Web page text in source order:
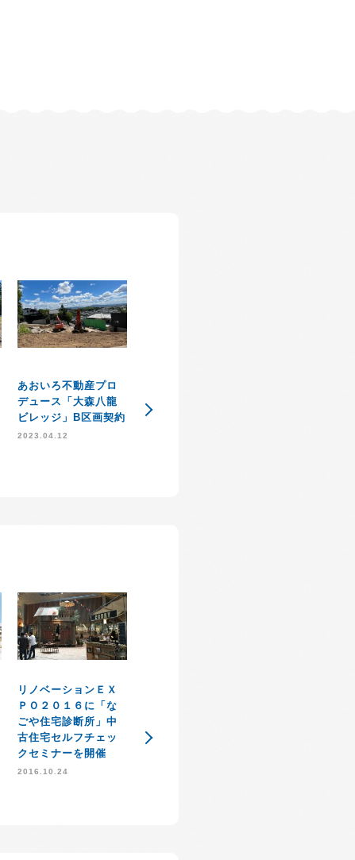
あおいろ不動産プロ
デュース「大森八龍
ビレッジ」B区画契約
2023.04.12
「住知会」発足のお
知らせ
リノベーションＥＸ
ＰＯ２０１６に「な
ごや住宅診断所」中
古住宅セルフチェッ
クセミナーを開催
2016.10.24
のお知らせ